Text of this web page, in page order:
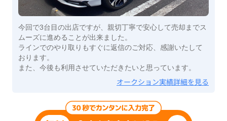
今回で3台目の出店ですが、親切丁寧で安心して売却までス
ムーズに進めることが出来ました。
ラインでのやり取りもすぐに返信のご対応、感謝いたして
おります。
また、今後も利用させていただきたいと思っています。
オークション実績詳細を見る